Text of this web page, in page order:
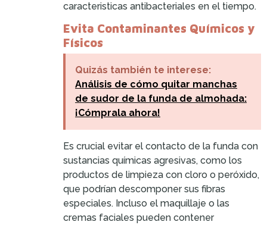
caracteristicas antibacteriales en el tiempo.
Evita Contaminantes Químicos y
Físicos
Quizás también te interese:
Análisis de cómo quitar manchas
de sudor de la funda de almohada:
¡Cómprala ahora!
Es crucial evitar el contacto de la funda con
sustancias químicas agresivas, como los
productos de limpieza con cloro o peróxido,
que podrían descomponer sus fibras
especiales. Incluso el maquillaje o las
cremas faciales pueden contener